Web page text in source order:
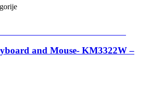
and Mouse- KM3322W –